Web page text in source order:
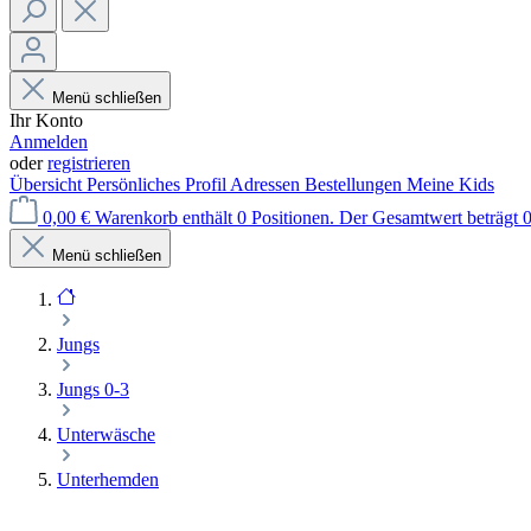
Menü schließen
Ihr Konto
Anmelden
oderregistrieren
Übersicht Persönliches Profil Adressen Bestellungen Meine Kids
0,00 € Warenkorb enthält 0 Positionen. Der Gesamtwert beträgt
Menü schließen
Jungs
Jungs 0-3
Unterwäsche
Unterhemden